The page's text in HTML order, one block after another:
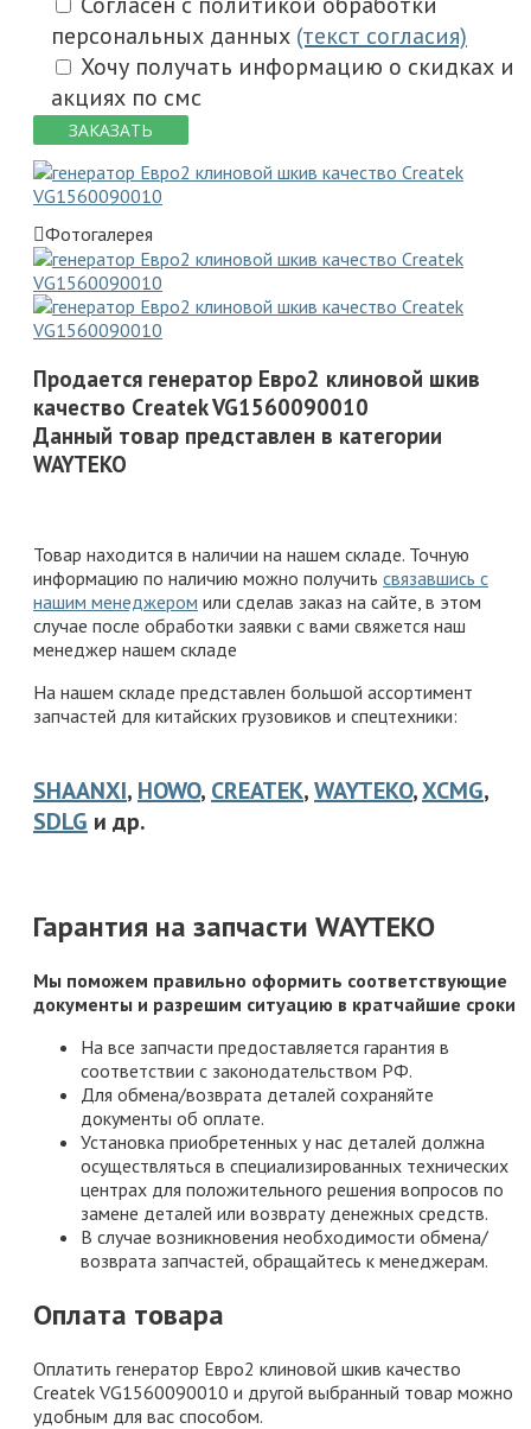
персональных данных (текст согласия)
Хочу получать информацию о скидках и
акциях по смс
ЗАКАЗАТЬ
Фотогалерея
Продается генератор Евро2 клиновой шкив
качество Createk VG1560090010
Данный товар представлен в категории
WAYTEKO
Товар находится в наличии на нашем складе. Точную
информацию по наличию можно получить связавшись с
нашим менеджером или сделав заказ на сайте, в этом
случае после обработки заявки с вами свяжется наш
менеджер нашем складе
На нашем складе представлен большой ассортимент
запчастей для китайских грузовиков и спецтехники:
SHAANXI, HOWO, CREATEK,WAYTEKO,XCMG,
SDLG и др.
Гарантия на запчасти WAYTEKO
Мы поможем правильно оформить соответствующие
документы и разрешим ситуацию в кратчайшие сроки
На все запчасти предоставляется гарантия в
соответствии с законодательством РФ.
Для обмена/возврата деталей сохраняйте
документы об оплате.
Установка приобретенных у нас деталей должна
осуществляться в специализированных технических
центрах для положительного решения вопросов по
замене деталей или возврату денежных средств.
В случае возникновения необходимости обмена/
возврата запчастей, обращайтесь к менеджерам.
Оплата товара
Оплатить генератор Евро2 клиновой шкив качество
Createk VG1560090010 и другой выбранный товар можно
удобным для вас способом.